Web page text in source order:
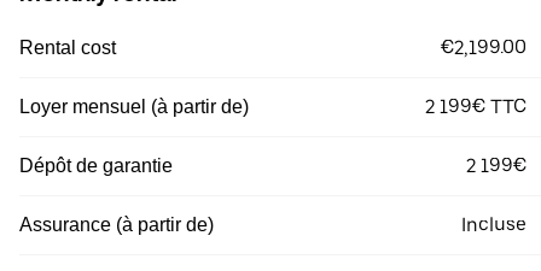
Rental cost €2,199.00
Loyer mensuel (à partir de) 2 199€ TTC
Dépôt de garantie 2 199€
Assurance (à partir de) Incluse